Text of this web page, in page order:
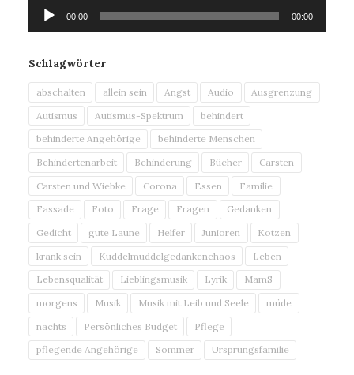
Audio-
Player
00:00 00:00
Schlagwörter
abschalten allein sein Angst Audio
Ausgrenzung
Autismus
Autismus-Spektrum
behindert
behinderte Angehörige
behinderte Menschen
Behindertenarbeit
Behinderung Bücher
Carsten
Carsten und Wiebke
Corona Essen
Familie
Fassade
Foto Frage Fragen
Gedanken
Gedicht
gute Laune Helfer Junioren
Kotzen
krank sein
Kuddelmuddelgedankenchaos
Leben
Lebensqualität
Lieblingsmusik Lyrik
MamS
morgens
Musik Musik mit Leib und Seele
müde
nachts
Persönliches Budget
Pflege
pflegende Angehörige
Sommer Ursprungsfamilie